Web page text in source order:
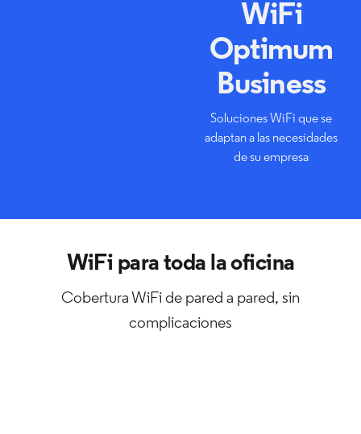
WiFi
Optimum
Business
Soluciones WiFi que se
adaptan a las necesidades
de su empresa
WiFi para toda la oficina
Cobertura WiFi de pared a pared, sin
complicaciones